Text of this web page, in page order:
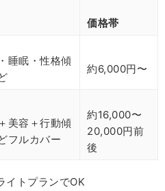
価格帯
睡眠・性格傾
約6,000円〜
美容＋行動傾
フルカバー
約16,000〜
20,000円前
後
イトプランでOK